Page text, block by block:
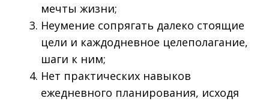
мечты жизни;
Неумение сопрягать далеко стоящие
цели и каждодневное целеполагание,
шаги к ним;
Нет практических навыков
ежедневного планирования, исходя